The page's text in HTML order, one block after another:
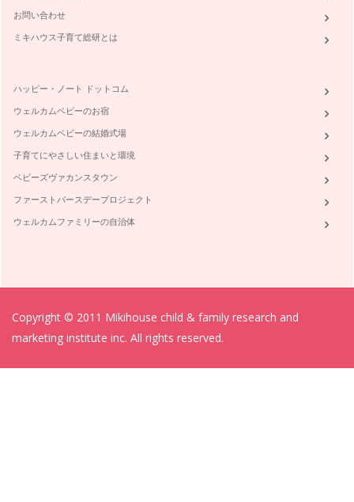
お問い合わせ
ミキハウス子育て総研とは
ハッピー・ノート ドットコム
ウェルカムベビーのお宿
ウェルカムベビーの結婚式場
子育てにやさしい住まいと環境
ベビーズヴァカンスタウン
ファーストバースデープロジェクト
ウェルカムファミリーの自治体
Copyright © 2011 Mikihouse child & family research and
marketing institute inc. All rights reserved.